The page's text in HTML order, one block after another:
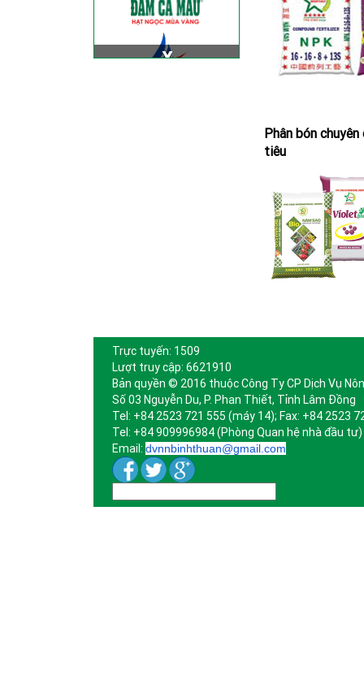
Phân bón
tiêu
Trực tuyến: 1509
Lượt truy cập: 6621910
Bản quyền © 2016 thuộc Công Ty CP Dịch Vụ
Số 03 Nguyễn Du, P. Phan Thiết, Tỉnh Lâm Đồng
Tel: +84 2523 721 555 (máy 14); Fax: +84 2523
Tel: +84 909996984 (Phòng Quan hệ nhà đầu tư)
Email: dvnnbinhthuan@gmail.com